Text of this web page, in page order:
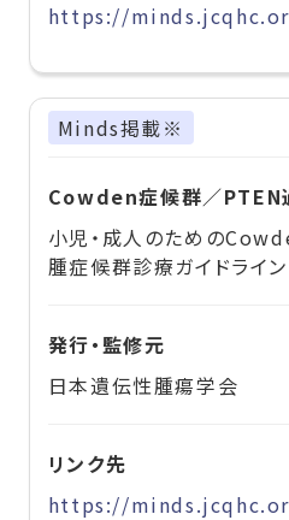
https://
Minds掲載※
Cowden症候群／PTEN
小児・成人のための
腫症候群診療ガイドライン
発行・監修元
日本遺伝性腫瘍学会
リンク先
https://